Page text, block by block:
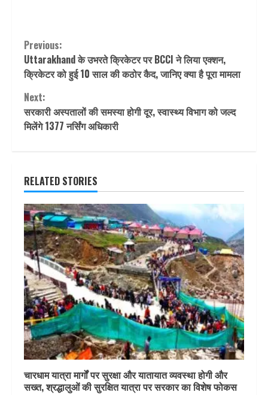
Continue
Reading
Previous:
Uttarakhand के उभरते क्रिकेटर पर BCCI ने लिया एक्शन,
क्रिकेटर को हुई 10 साल की कठोर कैद, जानिए क्या है पूरा मामला
Next:
सरकारी अस्पतालों की समस्या होगी दूर, स्वास्थ्य विभाग को जल्द
मिलेंगे 1377 नर्सिंग अधिकारी
RELATED STORIES
चारधाम यात्रा मार्गों पर सुरक्षा और यातायात व्यवस्था होगी और
सख्त, श्रद्धालुओं की सुरक्षित यात्रा पर सरकार का विशेष फोकस